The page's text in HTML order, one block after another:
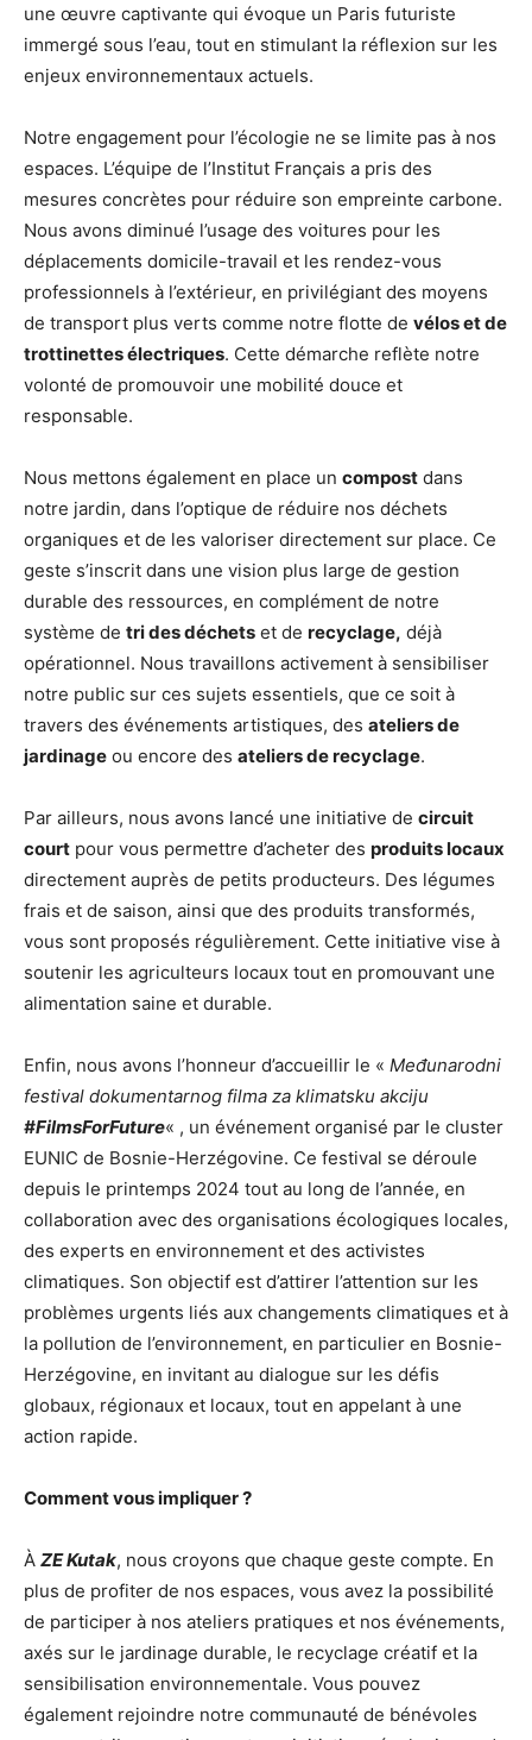
une œuvre captivante qui évoque un Paris futuriste
immergé sous l’eau, tout en stimulant la réflexion sur les
enjeux environnementaux actuels.
Notre engagement pour l’écologie ne se limite pas à nos
espaces. L’équipe de l’Institut Français a pris des
mesures concrètes pour réduire son empreinte carbone.
Nous avons diminué l’usage des voitures pour les
déplacements domicile-travail et les rendez-vous
professionnels à l’extérieur, en privilégiant des moyens
de transport plus verts comme notre flotte de vélos et de
trottinettes électriques. Cette démarche reflète notre
volonté de promouvoir une mobilité douce et
responsable.
Nous mettons également en place un compost dans
notre jardin, dans l’optique de réduire nos déchets
organiques et de les valoriser directement sur place. Ce
geste s’inscrit dans une vision plus large de gestion
durable des ressources, en complément de notre
système de tri des déchets et de recyclage, déjà
opérationnel. Nous travaillons activement à sensibiliser
notre public sur ces sujets essentiels, que ce soit à
travers des événements artistiques, des ateliers de
jardinage ou encore des ateliers de recyclage.
Par ailleurs, nous avons lancé une initiative de circuit
court pour vous permettre d’acheter des produits locaux
directement auprès de petits producteurs. Des légumes
frais et de saison, ainsi que des produits transformés,
vous sont proposés régulièrement. Cette initiative vise à
soutenir les agriculteurs locaux tout en promouvant une
alimentation saine et durable.
Enfin, nous avons l’honneur d’accueillir le « Međunarodni
festival dokumentarnog filma za klimatsku akciju
#FilmsForFuture« , un événement organisé par le cluster
EUNIC de Bosnie-Herzégovine. Ce festival se déroule
depuis le printemps 2024 tout au long de l’année, en
collaboration avec des organisations écologiques locales,
des experts en environnement et des activistes
climatiques. Son objectif est d’attirer l’attention sur les
problèmes urgents liés aux changements climatiques et à
la pollution de l’environnement, en particulier en Bosnie-
Herzégovine, en invitant au dialogue sur les défis
globaux, régionaux et locaux, tout en appelant à une
action rapide.
Comment vous impliquer ?
À ZE Kutak, nous croyons que chaque geste compte. En
plus de profiter de nos espaces, vous avez la possibilité
de participer à nos ateliers pratiques et nos événements,
axés sur le jardinage durable, le recyclage créatif et la
sensibilisation environnementale. Vous pouvez
également rejoindre notre communauté de bénévoles